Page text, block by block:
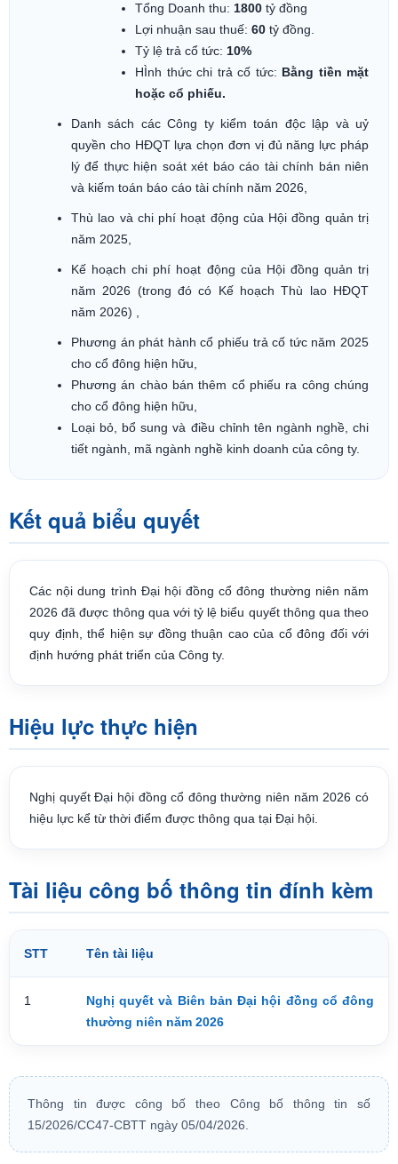
Tổng Doanh thu: 1800 tỷ đồng
Lợi nhuận sau thuế: 60 tỷ đồng.
Tỷ lệ trả cổ tức: 10%
HÌnh thức chi trả cố tức: Bằng tiền mặt
hoặc cổ phiếu.
Danh sách các Công ty kiểm toán độc lập và uỷ
quyền cho HĐQT lựa chọn đơn vị đủ năng lực pháp
lý để thực hiện soát xét báo cáo tài chính bán niên
và kiếm toán báo cáo tài chính năm 2026,
Thù lao và chi phí hoạt động của Hội đồng quản trị
năm 2025,
Kế hoạch chi phí hoạt động của Hội đồng quản trị
năm 2026 (trong đó có Kế hoạch Thù lao HĐQT
năm 2026) ,
Phương án phát hành cổ phiếu trả cố tức năm 2025
cho cổ đông hiện hữu,
Phương án chào bán thêm cổ phiếu ra công chúng
cho cổ đông hiện hữu,
Loại bỏ, bổ sung và điều chỉnh tên ngành nghề, chi
tiết ngành, mã ngành nghề kinh doanh của công ty.
Kết quả biểu quyết
Các nội dung trình Đại hội đồng cổ đông thường niên năm
2026 đã được thông qua với tỷ lệ biểu quyết thông qua theo
quy định, thể hiện sự đồng thuận cao của cổ đông đối với
định hướng phát triển của Công ty.
Hiệu lực thực hiện
Nghị quyết Đại hội đồng cổ đông thường niên năm 2026 có
hiệu lực kể từ thời điểm được thông qua tại Đại hội.
Tài liệu công bố thông tin đính kèm
STT Tên tài liệu
1
Nghị quyết và Biên bản Đại hội đồng cổ đông
thường niên năm 2026
Thông tin được công bố theo Công bố thông tin số
15/2026/CC47-CBTT ngày 05/04/2026.